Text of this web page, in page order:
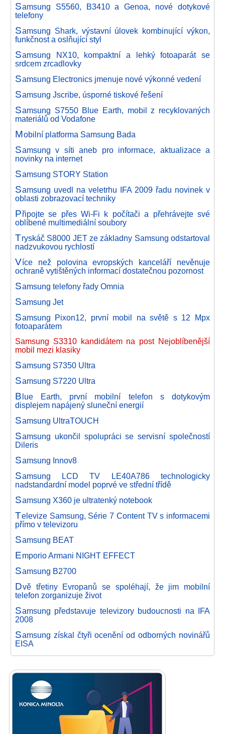
Samsung S5560, B3410 a Genoa, nové dotykové
telefony
Samsung Shark, výstavní úlovek kombinující výkon,
funkčnost a oslňující styl
Samsung NX10, kompaktní a lehký fotoaparát se
srdcem zrcadlovky
Samsung Electronics jmenuje nové výkonné vedení
Samsung Jscribe, úsporné tiskové řešení
Samsung S7550 Blue Earth, mobil z recyklovaných
materiálů od Vodafone
Mobilní platforma Samsung Bada
Samsung v síti aneb pro informace, aktualizace a
novinky na internet
Samsung STORY Station
Samsung uvedl na veletrhu IFA 2009 řadu novinek v
oblasti zobrazovací techniky
Připojte se přes Wi-Fi k počítači a přehrávejte své
oblíbené multimediální soubory
Tryskáč S8000 JET ze základny Samsung odstartoval
nadzvukovou rychlostí
Více než polovina evropských kanceláří nevěnuje
ochraně vytištěných informací dostatečnou pozornost
Samsung telefony řady Omnia
Samsung Jet
Samsung Pixon12, první mobil na světě s 12 Mpx
fotoaparátem
Samsung S3310 kandidátem na post Nejoblíbenější
mobil mezi klasiky
Samsung S7350 Ultra
Samsung S7220 Ultra
Blue Earth, první mobilní telefon s dotykovým
displejem napájený sluneční energií
Samsung UltraTOUCH
Samsung ukončil spolupráci se servisní společností
Dileris
Samsung Innov8
Samsung LCD TV LE40A786 technologicky
nadstandardní model poprvé ve střední třídě
Samsung X360 je ultratenký notebook
Televize Samsung, Série 7 Content TV s informacemi
přímo v televizoru
Samsung BEAT
Emporio Armani NIGHT EFFECT
Samsung B2700
Dvě třetiny Evropanů se spoléhají, že jim mobilní
telefon zorganizuje život
Samsung představuje televizory budoucnosti na IFA
2008
Samsung získal čtyři ocenění od odborných novinářů
EISA